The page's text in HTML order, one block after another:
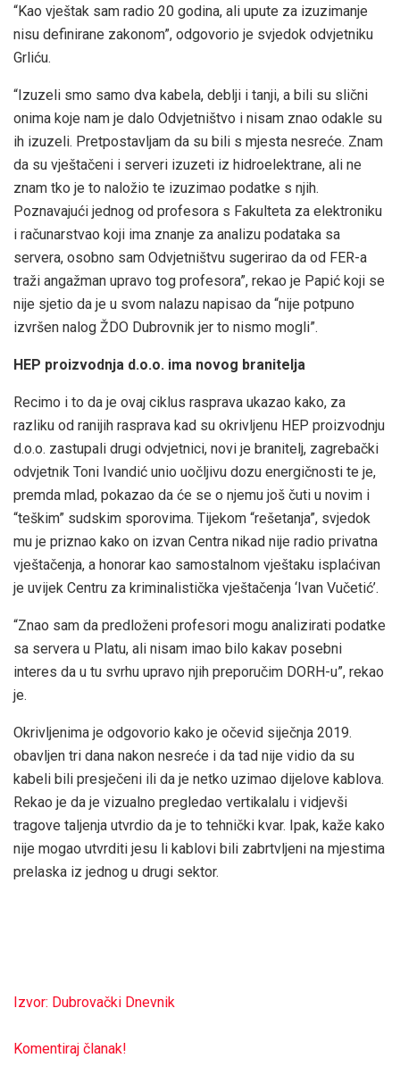
“Kao vještak sam radio 20 godina, ali upute za izuzimanje
nisu definirane zakonom”, odgovorio je svjedok odvjetniku
Grliću.
“Izuzeli smo samo dva kabela, deblji i tanji, a bili su slični
onima koje nam je dalo Odvjetništvo i nisam znao odakle su
ih izuzeli. Pretpostavljam da su bili s mjesta nesreće. Znam
da su vještačeni i serveri izuzeti iz hidroelektrane, ali ne
znam tko je to naložio te izuzimao podatke s njih.
Poznavajući jednog od profesora s Fakulteta za elektroniku
i računarstvao koji ima znanje za analizu podataka sa
servera, osobno sam Odvjetništvu sugerirao da od FER-a
traži angažman upravo tog profesora”, rekao je Papić koji se
nije sjetio da je u svom nalazu napisao da “nije potpuno
izvršen nalog ŽDO Dubrovnik jer to nismo mogli”.
HEP proizvodnja d.o.o. ima novog branitelja
Recimo i to da je ovaj ciklus rasprava ukazao kako, za
razliku od ranijih rasprava kad su okrivljenu HEP proizvodnju
d.o.o. zastupali drugi odvjetnici, novi je branitelj, zagrebački
odvjetnik Toni Ivandić unio uočljivu dozu energičnosti te je,
premda mlad, pokazao da će se o njemu još čuti u novim i
“teškim” sudskim sporovima. Tijekom “rešetanja”, svjedok
mu je priznao kako on izvan Centra nikad nije radio privatna
vještačenja, a honorar kao samostalnom vještaku isplaćivan
je uvijek Centru za kriminalistička vještačenja ‘Ivan Vučetić’.
“Znao sam da predloženi profesori mogu analizirati podatke
sa servera u Platu, ali nisam imao bilo kakav posebni
interes da u tu svrhu upravo njih preporučim DORH-u”, rekao
je.
Okrivljenima je odgovorio kako je očevid siječnja 2019.
obavljen tri dana nakon nesreće i da tad nije vidio da su
kabeli bili presječeni ili da je netko uzimao dijelove kablova.
Rekao je da je vizualno pregledao vertikalalu i vidjevši
tragove taljenja utvrdio da je to tehnički kvar. Ipak, kaže kako
nije mogao utvrditi jesu li kablovi bili zabrtvljeni na mjestima
prelaska iz jednog u drugi sektor.
Izvor: Dubrovački Dnevnik
Komentiraj članak!